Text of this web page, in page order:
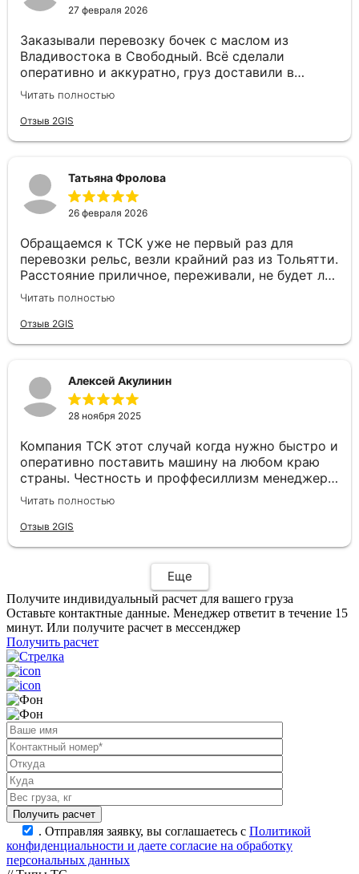
27 февраля 2026
Заказывали перевозку бочек с маслом из
Владивостока в Свободный. Всё сделали
оперативно и аккуратно, груз доставили в
целости и в срок. Особую благодарность хочу
выразить менеджеру Валерии — очень приятный
и грамотный специалист. Быстро оформила
удовольствие! Спасибо за качественную работу
и человеческое отношение!
Читать полностью
Отзыв 2GIS
Татьяна Фролова
26 февраля 2026
Обращаемся к ТСК уже не первый раз для
перевозки рельс, везли крайний раз из Тольятти.
Расстояние приличное, переживали, не будет ли
задержек. Но ТСК сработали четко: отслеживали
маршрут, водитель был на связи, груз доставили
в целости и даже раньше срока. Сотрудники
надежные партнеры😊
Читать полностью
Отзыв 2GIS
Алексей Акулинин
28 ноября 2025
Компания ТСК этот случай когда нужно быстро и
оперативно поставить машину на любом краю
страны. Честность и проффесиллизм менеджера
Евгения располагает к плодотворному
сотрудничеству. Рекомендую данную компанию
как надёжного партнера по перевозкам
Читать полностью
Отзыв 2GIS
Еще
Получите индивидуальный расчет для вашего груза
Оставьте контактные данные. Менеджер ответит в течение 15
минут. Или получите расчет в мессенджер
Получить расчет
. Отправляя заявку, вы соглашаетесь с Политикой
конфиденциальности и даете согласие на обработку
персональных данных